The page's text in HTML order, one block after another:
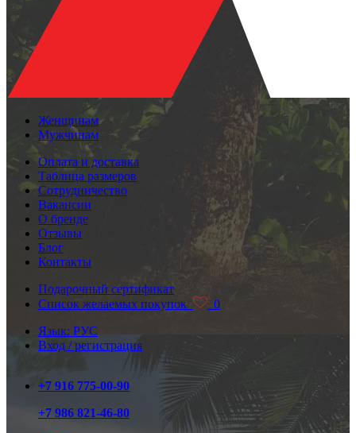
Женщинам
Мужчинам
Оплата и доставка
Таблица размеров
Сотрудничество
Вакансии
О бренде
Отзывы
Блог
Контакты
Подарочный сертификат
Список желаемых покупок
0
Язык: РУС
Вход / регистрация
+7 916 775-00-90
+7 986 821-46-80